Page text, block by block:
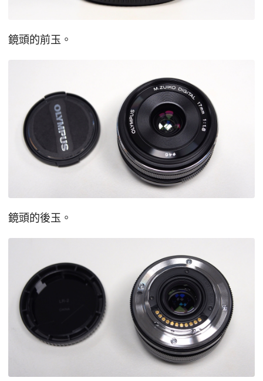
鏡頭的前玉。
鏡頭的後玉。